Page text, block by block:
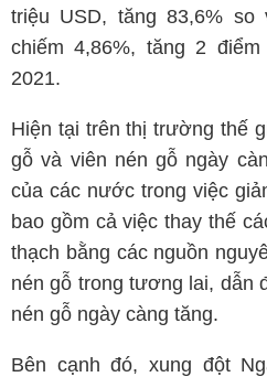
triệu USD, tăng 83,6%
chiếm 4,86%, tăng 2
2021.
Hiện tại trên thị trường thế
gỗ và viên nén gỗ ngày
của các nước trong việc
bao gồm cả việc thay thế
thạch bằng các nguồn
nén gỗ trong tương lai, dẫn
nén gỗ ngày càng tăng.
Bên cạnh đó, xung đột